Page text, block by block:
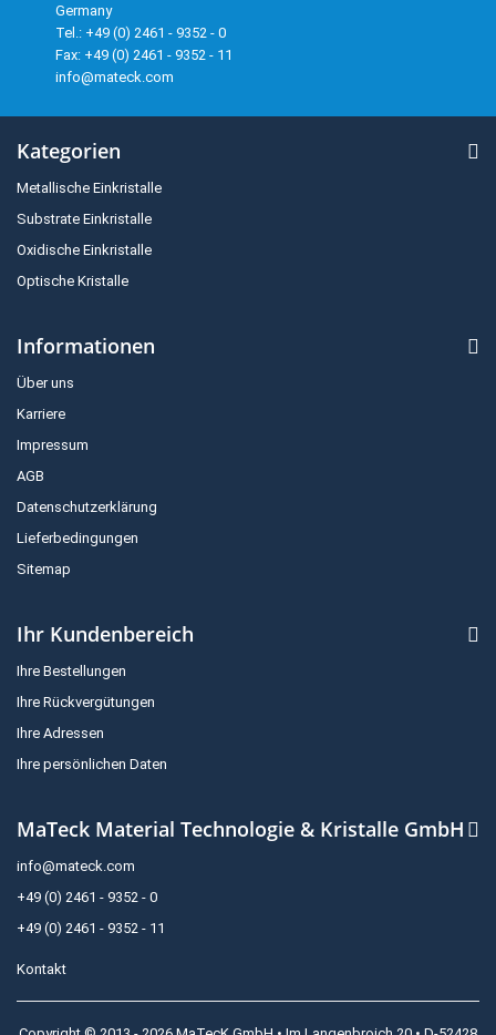
Germany
Tel.: +49 (0) 2461 - 9352 - 0
Fax: +49 (0) 2461 - 9352 - 11
info@mateck.com
Kategorien
Metallische Einkristalle
Substrate Einkristalle
Oxidische Einkristalle
Optische Kristalle
Informationen
Über uns
Karriere
Impressum
AGB
Datenschutzerklärung
Lieferbedingungen
Sitemap
Ihr Kundenbereich
Ihre Bestellungen
Ihre Rückvergütungen
Ihre Adressen
Ihre persönlichen Daten
MaTeck Material Technologie & Kristalle GmbH
info@mateck.com
+49 (0) 2461 - 9352 - 0
+49 (0) 2461 - 9352 - 11
Kontakt